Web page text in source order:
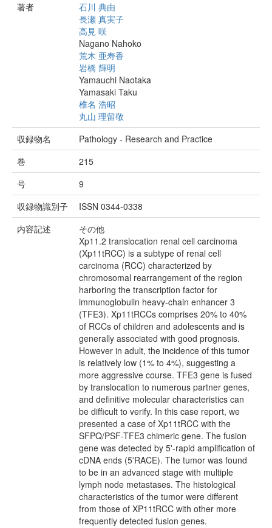
著者
石川 典由
長瀬 真実子
高見 咲
Nagano Nahoko
荒木 亜寿香
岩橋 輝明
Yamauchi Naotaka
Yamasaki Taku
椎名 浩昭
丸山 理留敬
収録物名
Pathology - Research and Practice
巻
215
号
9
収録物識別子
ISSN 0344-0338
内容記述
その他
Xp11.2 translocation renal cell carcinoma
(Xp11tRCC) is a subtype of renal cell
carcinoma (RCC) characterized by
chromosomal rearrangement of the region
harboring the transcription factor for
immunoglobulin heavy-chain enhancer 3
(TFE3). Xp11tRCCs comprises 20% to 40%
of RCCs of children and adolescents and is
generally associated with good prognosis.
However in adult, the incidence of this tumor
is relatively low (1% to 4%), suggesting a
more aggressive course. TFE3 gene is fused
by translocation to numerous partner genes,
and definitive molecular characteristics can
be difficult to verify. In this case report, we
presented a case of Xp11tRCC with the
SFPQ/PSF-TFE3 chimeric gene. The fusion
gene was detected by 5'-rapid amplification of
cDNA ends (5'RACE). The tumor was found
to be in an advanced stage with multiple
lymph node metastases. The histological
characteristics of the tumor were different
from those of XP11tRCC with other more
frequently detected fusion genes.